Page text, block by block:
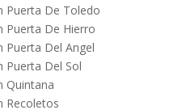
Puerta De Toledo
Puerta De Hierro
Puerta Del Angel
Puerta Del Sol
Quintana
Recoletos